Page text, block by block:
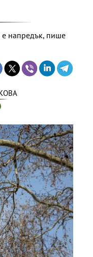
е напредък, пише